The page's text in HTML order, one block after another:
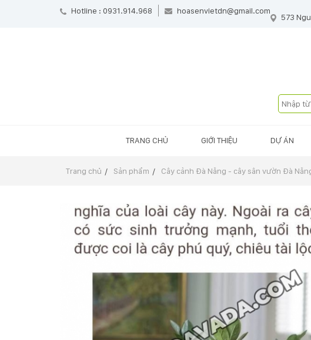
Hotline : 0931.914.968 hoasenvietdn@gmail.com
573
TRANG CHỦ GIỚI THIỆU DỰ ÁN
Trang chủ Sản phẩm Cây cảnh Đà Nẵng - cây sân vườn Đà